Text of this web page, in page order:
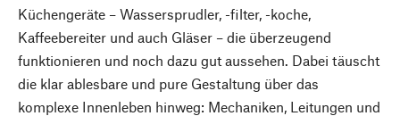
Küchengeräte – Wassersprudler, -filter, -koche,
Kaffeebereiter und auch Gläser – die überzeugend
funktionieren und noch dazu gut aussehen. Dabei täuscht
die klar ablesbare und pure Gestaltung über das
komplexe Innenleben hinweg: Mechaniken, Leitungen und